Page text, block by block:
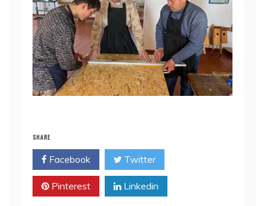
SHARE
Facebook Twitter
Pinterest Linkedin